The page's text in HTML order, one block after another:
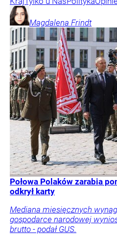
Magdalena Frindt
Połowa Polaków zarabia
odkrył karty
Mediana miesięcznych
gospodarce narodowej
brutto - podał GUS.